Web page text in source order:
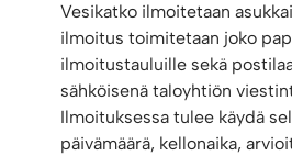
Vesikatko ilmoitetaan
ilmoitus toimitetaan joko
ilmoitustauluille sekä
sähköisenä taloyhtiön
Ilmoituksessa tulee käydä
päivämäärä, kellonaika,